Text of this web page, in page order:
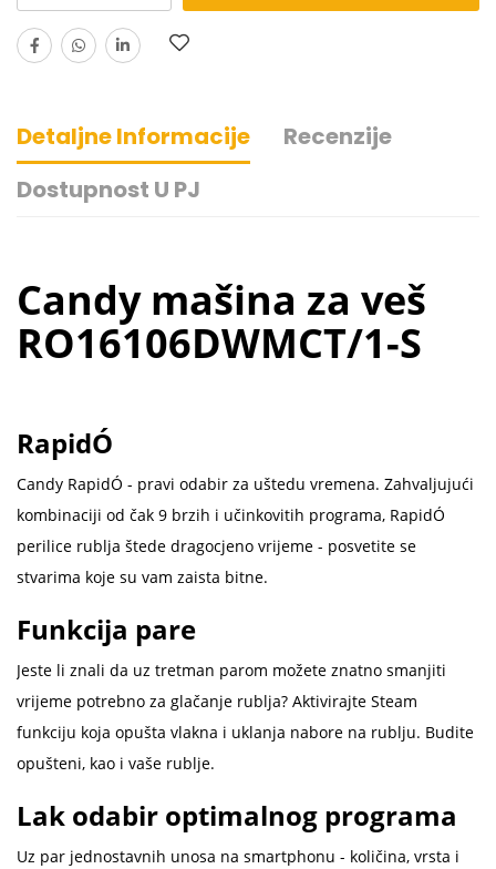
Detaljne Informacije
Recenzije
Dostupnost U PJ
Candy mašina za veš
RO16106DWMCT/1-S
RapidÓ
Candy RapidÓ - pravi odabir za uštedu vremena. Zahvaljujući
kombinaciji od čak 9 brzih i učinkovitih programa, RapidÓ
perilice rublja štede dragocjeno vrijeme - posvetite se
stvarima koje su vam zaista bitne.
Funkcija pare
Jeste li znali da uz tretman parom možete znatno smanjiti
vrijeme potrebno za glačanje rublja? Aktivirajte Steam
funkciju koja opušta vlakna i uklanja nabore na rublju. Budite
opušteni, kao i vaše rublje.
Lak odabir optimalnog programa
Uz par jednostavnih unosa na smartphonu - količina, vrsta i